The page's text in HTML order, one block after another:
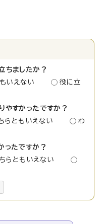
ちましたか？
もいえない
役に立
やすかったですか？
らともいえない
わ
ったですか？
らともいえない